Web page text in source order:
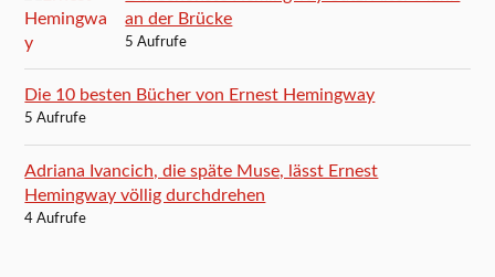
an der Brücke
5 Aufrufe
Die 10 besten Bücher von Ernest Hemingway
5 Aufrufe
Adriana Ivancich, die späte Muse, lässt Ernest
Hemingway völlig durchdrehen
4 Aufrufe